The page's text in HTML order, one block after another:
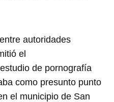
autoridades
el
de pornografía
como presunto punto
el municipio de San